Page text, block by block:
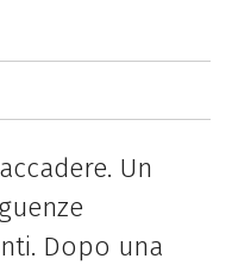
Un
Dopo una